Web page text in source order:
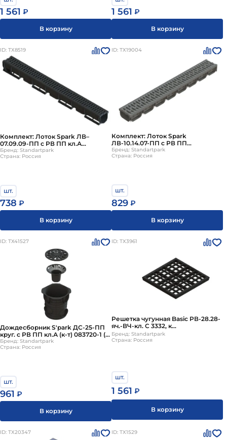
Стандартпарк удачно сочетает в своей деятельности
немецкую надежность, итальянскую точность и
российское трудолюбие.
1 561 ₽
В корзину
1 561 ₽
В корзину
ID: ТХ8519
Комплект: Лоток Spark ЛВ–
07.09.09-ПП с РВ ПП кл.А
пластиковый + пластиковая
ячеистая решетка
Бренд: Standartpark
Страна: Россия
шт.
738 ₽
В корзину
ID: ТХ19004
Комплект: Лоток Spark
ЛВ-10.14.07-ПП с РВ ПП
пластиковый+решетка пластик
Бренд: Standartpark
Страна: Россия
шт.
829 ₽
В корзину
ID: ТХ41527
Дождесборник S'park ДС-25-ПП
круг. с РВ ПП кл.А (к-т) 083720-1 (в
сборе с решеткой)
Бренд: Standartpark
Страна: Россия
шт.
961 ₽
В корзину
ID: ТХ3961
Решетка чугунная Basic РВ-28.28-
яч.-ВЧ-кл. С 3332, к
дождеприемнику
Бренд: Standartpark
Страна: Россия
шт.
1 561 ₽
В корзину
ID: ТХ20347 ID: ТХ1529